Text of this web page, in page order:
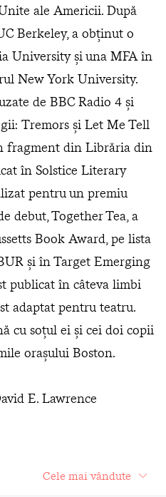
ale Americii. După
Berkeley, a obținut o
University și una MFA în
New York University.
de BBC Radio 4 și
Tremors și Let Me Tell
fragment din Librăria din
în Solstice Literary
pentru un premiu
debut, Together Tea, a
Book Award, pe lista
și în Target Emerging
publicat în câteva limbi
adaptat pentru teatru.
cu soțul ei și cei doi copii
orașului Boston.
E. Lawrence